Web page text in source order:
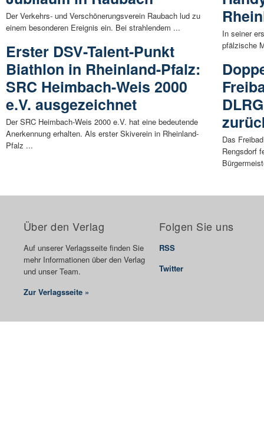
Der Verkehrs- und Verschönerungsverein Raubach lud zu
einem besonderen Ereignis ein. Bei strahlendem ...
Erster DSV-Talent-Punkt
Biathlon in Rheinland-Pfalz:
SRC Heimbach-Weis 2000
e.V. ausgezeichnet
Der SRC Heimbach-Weis 2000 e.V. hat eine bedeutende
Anerkennung erhalten. Als erster Skiverein in Rheinland-
Pfalz ...
In seiner
pfälzische
Das
Rengsdorf
Über den Verlag
Auf unserer Verlagsseite finden Sie
mehr Informationen über den Verlag
und unser Team.
Zur Verlagsseite »
Folgen Sie uns
RSS
Twitter